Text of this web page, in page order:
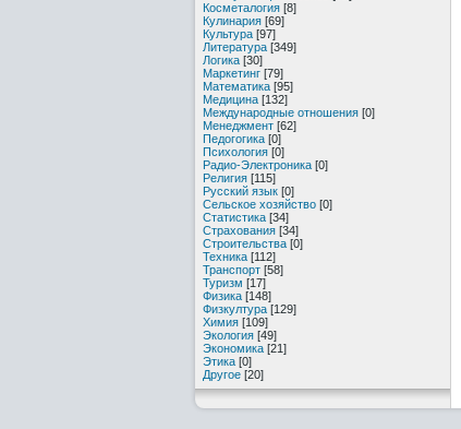
Косметалогия [8]
Кулинария [69]
Культура [97]
Литература [349]
Логика [30]
Маркетинг [79]
Математика [95]
Медицина [132]
Международные отношения [0]
Менеджмент [62]
Педогогика [0]
Психология [0]
Радио-Электроника [0]
Религия [115]
Русский язык [0]
Сельское хозяйство [0]
Статистика [34]
Страхования [34]
Строительства [0]
Техника [112]
Транспорт [58]
Туризм [17]
Физика [148]
Физкултура [129]
Химия [109]
Экология [49]
Экономика [21]
Этика [0]
Другое [20]